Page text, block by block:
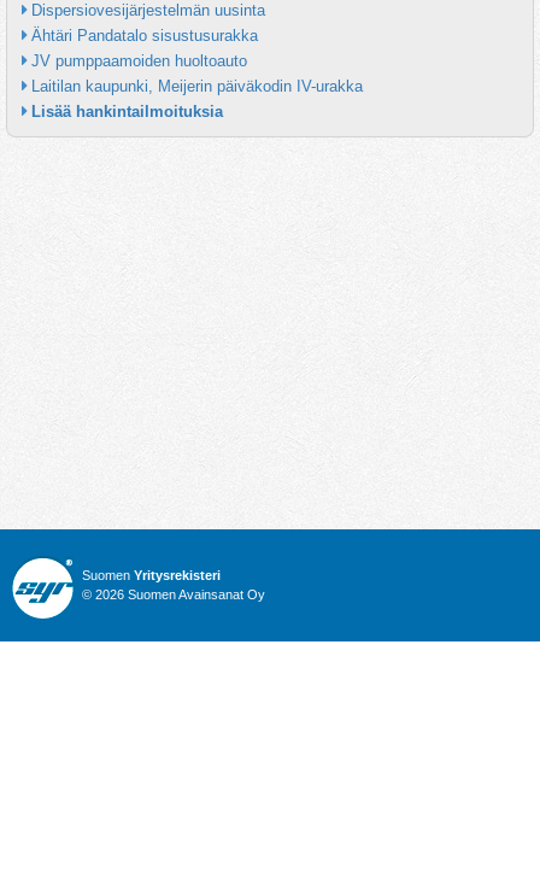
Dispersiovesijärjestelmän uusinta
Ähtäri Pandatalo sisustusurakka
JV pumppaamoiden huoltoauto
Laitilan kaupunki, Meijerin päiväkodin IV-urakka
Lisää hankintailmoituksia
Suomen Yritysrekisteri
© 2026 Suomen Avainsanat Oy